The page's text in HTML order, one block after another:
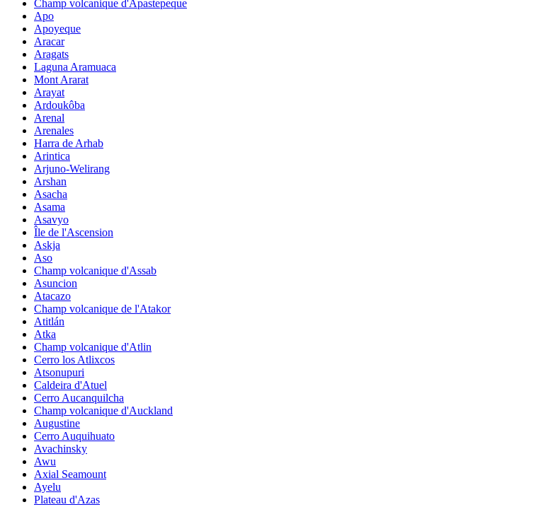
Champ volcanique d'Apastepeque
Apo
Apoyeque
Aracar
Aragats
Laguna Aramuaca
Mont Ararat
Arayat
Ardoukôba
Arenal
Arenales
Harra de Arhab
Arintica
Arjuno-Welirang
Arshan
Asacha
Asama
Asavyo
Île de l'Ascension
Askja
Aso
Champ volcanique d'Assab
Asuncion
Atacazo
Champ volcanique de l'Atakor
Atitlán
Atka
Champ volcanique d'Atlin
Cerro los Atlixcos
Atsonupuri
Caldeira d'Atuel
Cerro Aucanquilcha
Champ volcanique d'Auckland
Augustine
Cerro Auquihuato
Avachinsky
Awu
Axial Seamount
Ayelu
Plateau d'Azas